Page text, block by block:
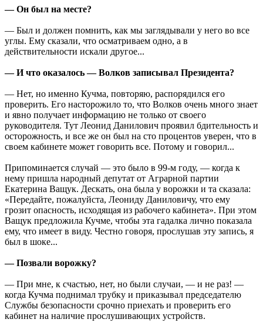
— Он был на месте?
— Был и должен помнить, как мы заглядывали у него во все
углы. Ему сказали, что осматриваем одно, а в
действительности искали другое...
— И что оказалось — Волков записывал Президента?
— Нет, но именно Кучма, повторяю, распорядился его
проверить. Его насторожило то, что Волков очень много знает
и явно получает информацию не только от своего
руководителя. Тут Леонид Данилович проявил бдительность и
осторожность, и все же он был на сто процентов уверен, что в
своем кабинете может говорить все. Потому и говорил...
Припоминается случай — это было в 99-м году, — когда к
нему пришла народный депутат от Аграрной партии
Екатерина Ващук. Дескать, она была у ворожки и та сказала:
«Передайте, пожалуйста, Леониду Даниловичу, что ему
грозит опасность, исходящая из рабочего кабинета». При этом
Ващук предложила Кучме, чтобы эта гадалка лично показала
ему, что имеет в виду. Честно говоря, прослушав эту запись, я
был в шоке...
— Позвали ворожку?
— При мне, к счастью, нет, но были случаи, — и не раз! —
когда Кучма поднимал трубку и приказывал председателю
Службы безопасности срочно приехать и проверить его
кабинет на наличие прослушивающих устройств.